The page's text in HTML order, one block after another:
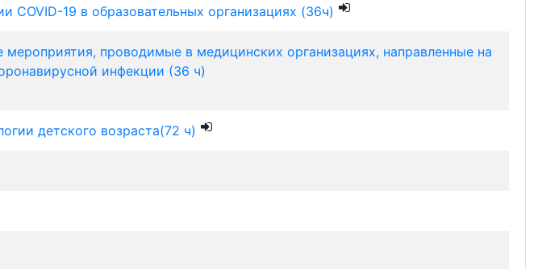
COVID-19 в образовательных организациях (36ч)
проводимые в медицинских организациях, направленные на
инфекции (36 ч)
детского возраста(72 ч)